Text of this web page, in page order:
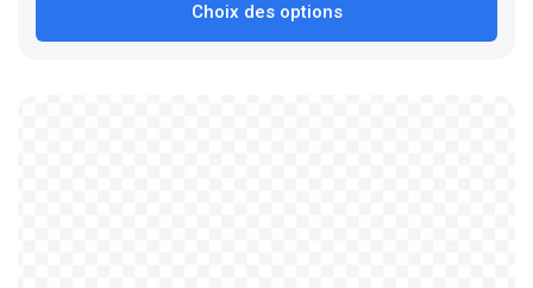
Choix des options